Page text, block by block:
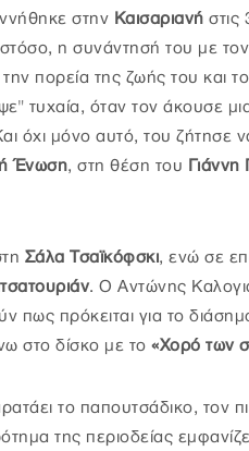
στην Καισαριανή στις
η συνάντησή του με τον
πορεία της ζωής του και
τυχαία, όταν τον άκουσε
όχι μόνο αυτό, του ζήτησε
Ένωση, στη θέση του
Σάλα Τσαϊκόφσκι, ενώ σε
. Ο Αντώνης
πως πρόκειται για το
στο δίσκο με το «Χορό των
το παπουτσάδικο, τον
της περιοδείας